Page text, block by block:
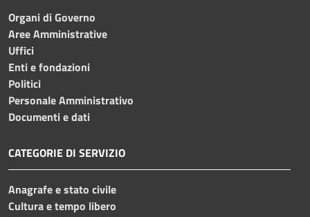
Organi di Governo
Aree Amministrative
Uffici
Enti e fondazioni
Politici
Personale Amministrativo
Documenti e dati
CATEGORIE DI SERVIZIO
Anagrafe e stato civile
Cultura e tempo libero